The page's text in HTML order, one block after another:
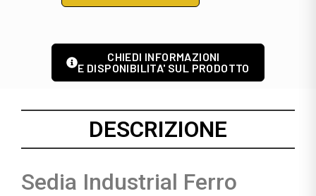
CHIEDI INFORMAZIONI
E DISPONIBILITA' SUL PRODOTTO
DESCRIZIONE
Sedia Industrial Ferro